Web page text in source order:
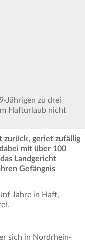
Jährigen zu drei
Hafturlaub nicht
zurück, geriet zufällig
mit über 100
Landgericht
Gefängnis
Jahre in Haft,
sich in Nordrhein-